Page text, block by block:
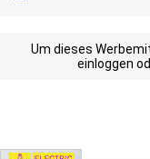
Um dieses
einloggen